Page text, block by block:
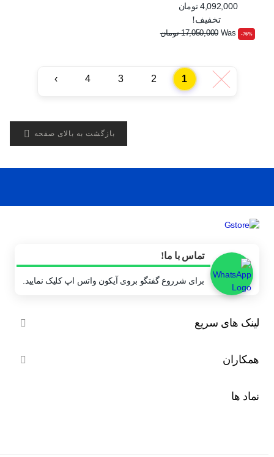
قیمت عادی
قیمت
4,092,000 تومان
تخفیف!
‎-76%
Was 17,050,000 تومان
‹
1
2
3
4
›
بازگشت به بالای صفحه 
تماس با ما!
برای شرروع گفتگو بروی آیکون واتس اپ کلیک نمایید.
لینک های سریع 
همکاران 
نماد ها